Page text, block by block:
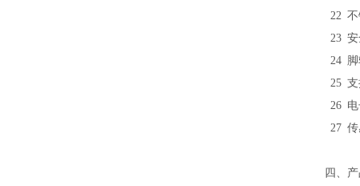
22
23
24
25
26
27
四、